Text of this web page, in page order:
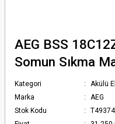
AEG BSS
Somun Sıkma
Kategori Akülü
Marka
AEG
Stok Kodu